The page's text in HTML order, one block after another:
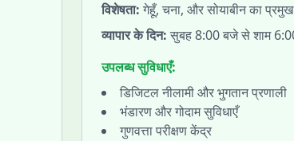
विशेषता: गेहूँ, चना, और सोयाबीन का प्रमुख
व्यापार के दिन: सुबह 8:00 बजे से शाम
उपलब्ध सुविधाएँ:
डिजिटल नीलामी और भुगतान प्रणाली
भंडारण और गोदाम सुविधाएँ
गुणवत्ता परीक्षण केंद्र